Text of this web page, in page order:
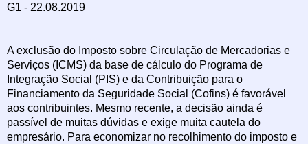
G1 - 22.08.2019
A exclusão do Imposto sobre Circulação de Mercadorias e
Serviços (ICMS) da base de cálculo do Programa de
Integração Social (PIS) e da Contribuição para o
Financiamento da Seguridade Social (Cofins) é favorável
aos contribuintes. Mesmo recente, a decisão ainda é
passível de muitas dúvidas e exige muita cautela do
empresário. Para economizar no recolhimento do imposto e